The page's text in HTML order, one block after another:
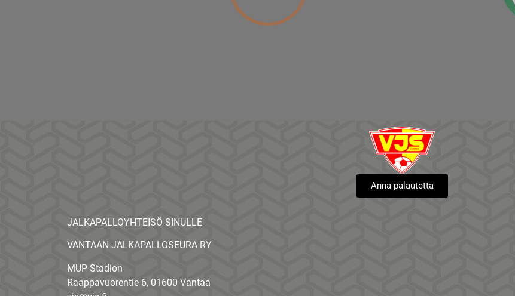
Anna palautetta
JALKAPALLOYHTEISÖ SINULLE
VANTAAN JALKAPALLOSEURA RY
MUP Stadion
Raappavuorentie 6, 01600 Vantaa